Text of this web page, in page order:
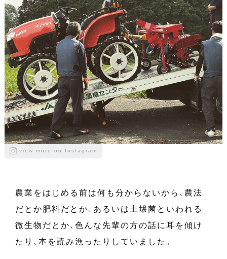
view more on Instagram
農業をはじめる前は何も分からないから、農法
だとか肥料だとか、あるいは土壌菌といわれる
微生物だとか、色んな先輩の方の話に耳を傾け
たり、本を読み漁ったりしていました。